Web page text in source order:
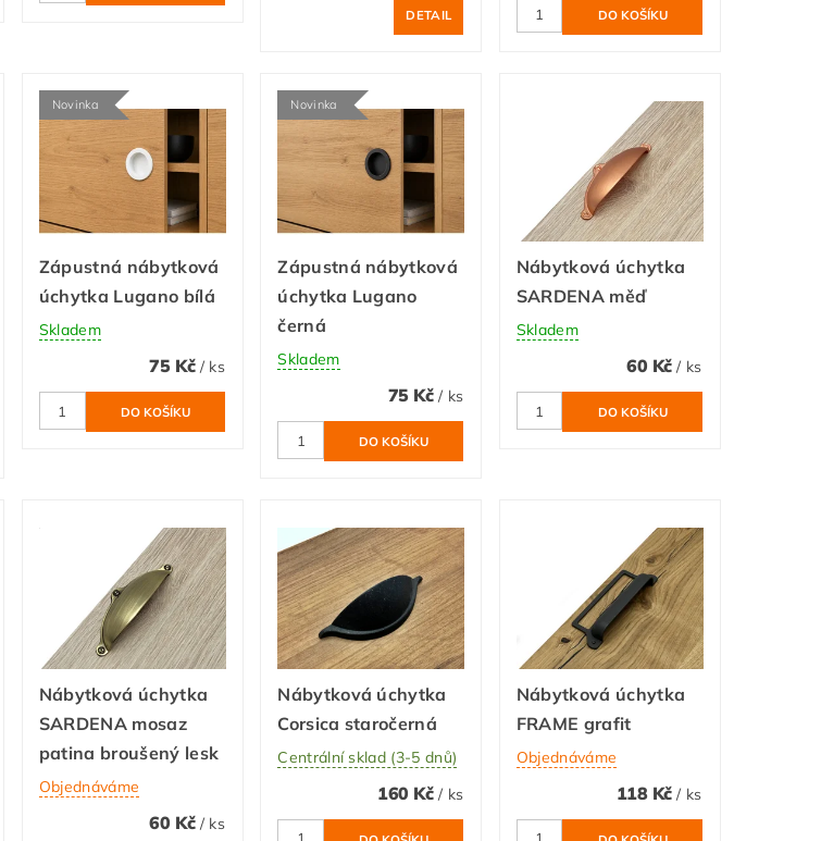
DETAIL
Novinka
Zápustná nábytková
úchytka Lugano bílá
Skladem
75 Kč / ks
Novinka
Zápustná nábytková
úchytka Lugano
černá
Skladem
75 Kč / ks
Nábytková úchytka
SARDENA měď
Skladem
60 Kč/ ks
Nábytková úchytka
SARDENA mosaz
patina broušený lesk
Objednáváme
60 Kč / ks
Nábytková úchytka
Corsica staročerná
Centrální sklad (3-5 dnů)
160 Kč / ks
Nábytková úchytka
FRAME grafit
Objednáváme
118 Kč/ ks